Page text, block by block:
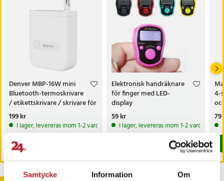
Samtycke Information Om
Denver MBP-16W mini
Bluetooth-termoskrivare
/ etikettskrivare / skrivare för
klistermärken
Pris:199 kr
199 kr
I lager, levereras inom 1-2 vardagar
Elektronisk handräknare
för finger med LED-
display
Pris:
59 kr
I lager, levereras inom 1-2 vardagar
4-
79